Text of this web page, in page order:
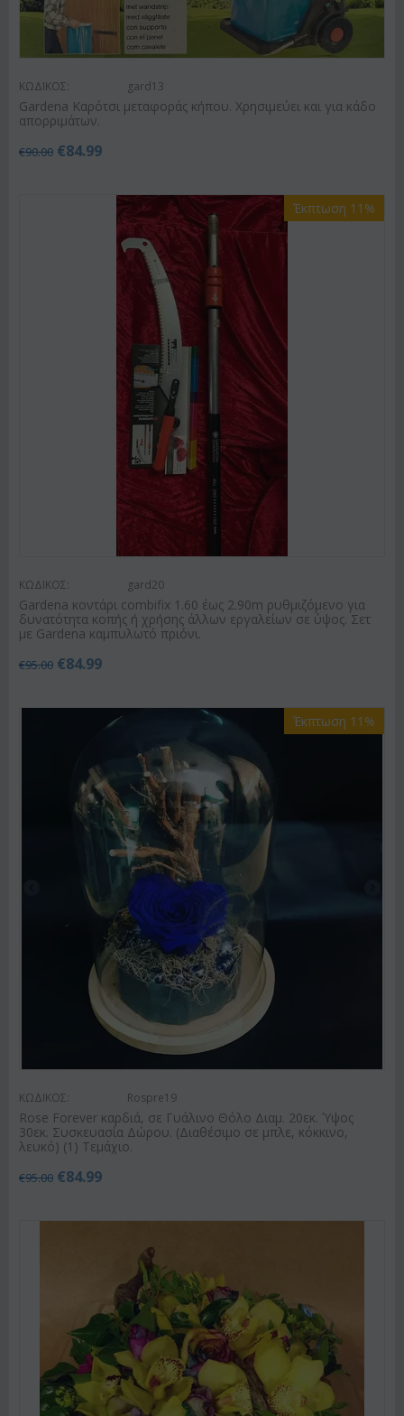
ΚΩΔΙΚΟΣ: gard13
Gardena Καρότσι μεταφοράς κήπου. Χρησιμεύει και για κάδο
απορριμάτων.
€90.00 €84.99
Έκπτωση 11%
ΚΩΔΙΚΟΣ: gard20
Gardena κοντάρι combifix 1.60 έως 2.90m ρυθμιζόμενο για
δυνατότητα κοπής ή χρήσης άλλων εργαλείων σε ύψος. Σετ
με Gardena καμπυλωτό πριόνι.
€95.00 €84.99
Έκπτωση 11%
ΚΩΔΙΚΟΣ: Rospre19
Rose Forever καρδιά, σε Γυάλινο Θόλο Διαμ. 20εκ. Ύψος
30εκ. Συσκευασία Δώρου. (Διαθέσιμο σε μπλε, κόκκινο,
λευκό) (1) Τεμάχιο.
€95.00 €84.99